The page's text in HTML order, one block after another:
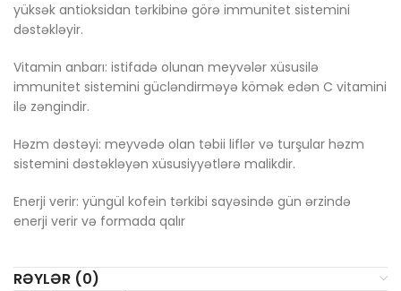
yüksək antioksidan tərkibinə görə immunitet sistemini
dəstəkləyir.
Vitamin anbarı: istifadə olunan meyvələr xüsusilə
immunitet sistemini gücləndirməyə kömək edən C vitamini
ilə zəngindir.
Həzm dəstəyi: meyvədə olan təbii liflər və turşular həzm
sistemini dəstəkləyən xüsusiyyətlərə malikdir.
Enerji verir: yüngül kofein tərkibi sayəsində gün ərzində
enerji verir və formada qalır
RƏYLƏR (0)